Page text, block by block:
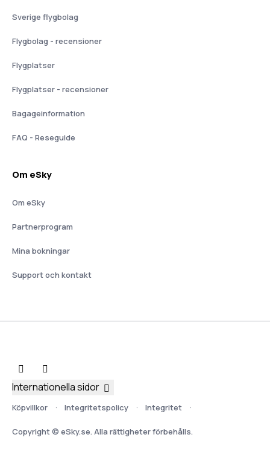
Sverige flygbolag
Flygbolag - recensioner
Flygplatser
Flygplatser - recensioner
Bagageinformation
FAQ - Reseguide
Om eSky
Om eSky
Partnerprogram
Mina bokningar
Support och kontakt
Köpvillkor Integritetspolicy Integritet
Copyright © eSky.se. Alla rättigheter förbehålls.
Internationella sidor